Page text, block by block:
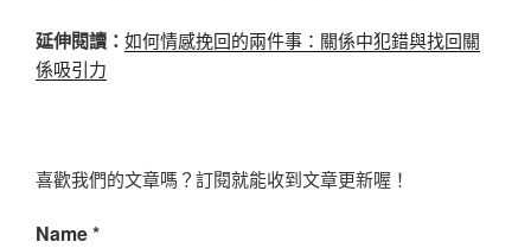
延伸閱讀： 如何情感挽回的兩件事：關係中犯錯與找回關
係吸引力
喜歡我們的文章嗎？訂閱就能收到文章更新喔！
Name*